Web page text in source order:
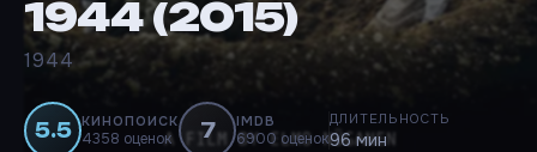
1944 (2015)
1944
5.5 КИНОПОИСК
4358 оценок 7 IMDB
6900 оценок
ДЛИТЕЛЬНОСТЬ
96 мин